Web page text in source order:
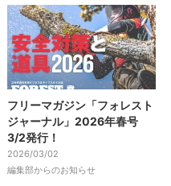
フリーマガジン「フォレスト
ジャーナル」2026年春号
3/2発行！
2026/03/02
編集部からのお知らせ